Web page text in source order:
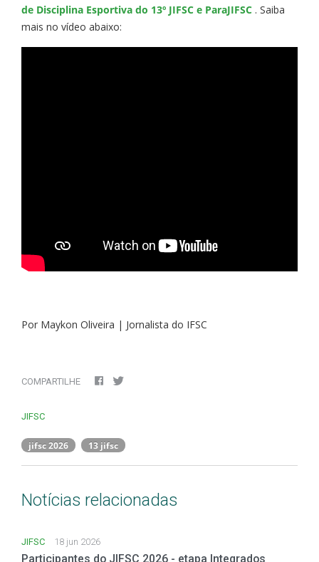
de Disciplina Esportiva do 13º JIFSC e ParaJIFSC . Saiba
mais no vídeo abaixo:
Por Maykon Oliveira | Jornalista do IFSC
COMPARTILHE
JIFSC
jifsc 2026 13 jifsc
Notícias relacionadas
JIFSC 18 jun 2026
Participantes do JIFSC 2026 - etapa Integrados